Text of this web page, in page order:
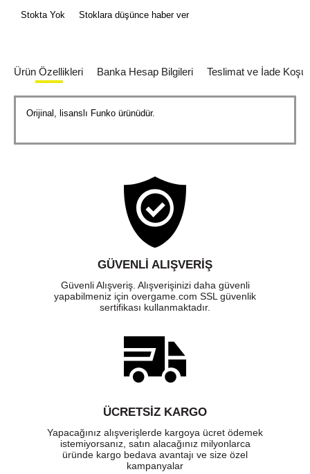
Stokta Yok Stoklara düşünce haber ver
Ürün Özellikleri Banka Hesap Bilgileri Teslimat ve İade
Orijinal, lisanslı Funko ürünüdür.
GÜVENLI ALIŞVERIŞ
Güvenli Alışveriş. Alışverişinizi daha güvenli
yapabilmeniz için overgame.com SSL güvenlik
sertifikası kullanmaktadır.
ÜCRETSIZ KARGO
Yapacağınız alışverişlerde kargoya ücret ödemek
istemiyorsanız, satın alacağınız milyonlarca
üründe kargo bedava avantajı ve size özel
kampanyalar